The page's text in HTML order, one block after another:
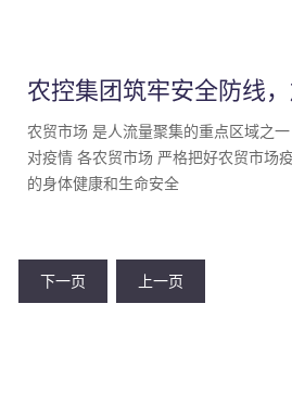
农控集团筑牢安全防线
疫举措
农贸市场 是人流量聚集的重点区域之
对疫情 各农贸市场 严格把好农贸市场
的身体健康和生命安全
下一页 上一页